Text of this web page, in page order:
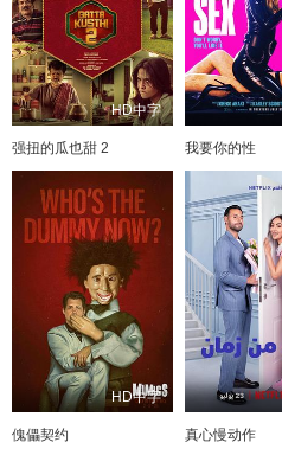
HD中字
强扭的瓜也甜 2 我要你的性
HD中字
傀儡契约 真心慢动作